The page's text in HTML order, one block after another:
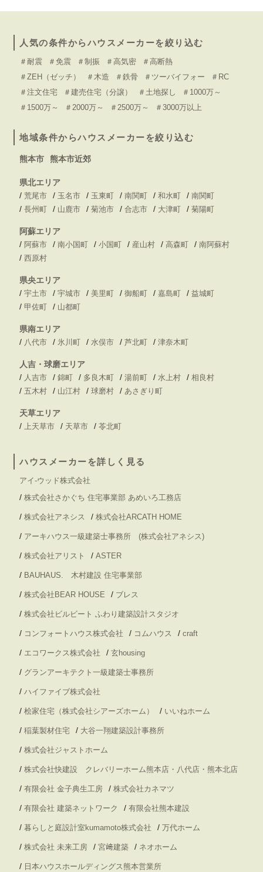
人気の条件からハウスメーカーを絞り込む
＃耐震 ＃免震 ＃制振 ＃高気密
＃高断熱
＃ZEH（ゼッチ）
＃木造 ＃鉄骨 ＃ツーバイフォー
＃RC
＃注文住宅
＃建売住宅（分譲） ＃土地探し
＃1000万～
＃1500万～
＃2000万～ ＃2500万～ ＃3000万以上
地域条件からハウスメーカーを絞り込む
熊本市 熊本市近郊
県北エリア
/ 荒尾市 / 玉名市 / 玉東町 / 南関町 / 和水町 / 南関町
/ 長州町 / 山鹿市 / 菊池市 / 合志市 / 大津町 / 菊陽町
阿蘇エリア
/ 阿蘇市 / 南小国町 / 小国町 / 産山村 / 高森町 / 南阿蘇村
/ 西原村
県央エリア
/ 宇土市 / 宇城市 / 美里町 / 御船町 / 嘉島町 / 益城町
/ 甲佐町 / 山都町
県南エリア
/ 八代市 / 氷川町 / 水俣市 / 芦北町 / 津奈木町
人吉・球磨エリア
/ 人吉市 / 錦町 / 多良木町 / 湯前町 / 水上村 / 相良村
/ 五木村 / 山江村 / 球磨村 / あさぎり町
天草エリア
/ 上天草市 / 天草市 / 苓北町
ハウスメーカーを詳しく見る
アイ-ウッド株式会社
/ 株式会社さかぐち 住宅事業部 あめいろ工務店
/ 株式会社アネシス / 株式会社ARCATH HOME
/ アーキハウス一級建築士事務所 (株式会社アネシス)
/ 株式会社アリスト / ASTER
/ BAUHAUS. 木村建設 住宅事業部
/ 株式会社BEAR HOUSE / ブレス
/ 株式会社ビルビート ふわり建築設計スタジオ
/ コンフォートハウス株式会社 / コムハウス / craft
/ エコワークス株式会社 / 玄housing
/ グランアーキテクト一級建築士事務所
/ ハイファイブ株式会社
/ 桧家住宅（株式会社シアーズホーム） / いいねホーム
/ 稲葉製材住宅 / 大谷一翔建築設計事務所
/ 株式会社ジャストホーム
/ 株式会社快建設 クレバリーホーム熊本店・八代店・熊本北店
/ 有限会社 金子典生工房 / 株式会社カネマツ
/ 有限会社 建築ネットワーク / 有限会社熊本建設
/ 暮らしと庭設計室kumamoto株式会社 / 万代ホーム
/ 株式会社 未来工房 / 宮﨑建築 / ネオホーム
/ 日本ハウスホールディングス熊本営業所